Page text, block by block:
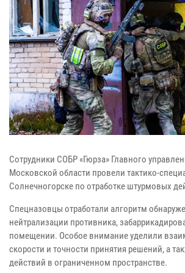
Сотрудники СОБР «Гюрза» Главного
Московской области провели тактико-
Солнечногорске по отработке штурмовых
Спецназовцы отработали алгоритм
нейтрализации противника,
помещении. Особое внимание уделили
скорости и точности принятия решений, а
действий в ограниченном пространстве.